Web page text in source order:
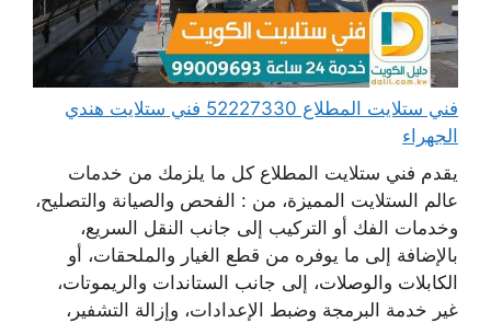
فني ستلايت المطلاع 52227330 فني ستلايت هندي
الجهراء
يقدم فني ستلايت المطلاع كل ما يلزمك من خدمات
عالم الستلايت المميزة، من : الفحص والصيانة والتصليح،
وخدمات الفك أو التركيب إلى جانب النقل السريع،
بالإضافة إلى ما يوفره من قطع الغيار والملحقات، أو
الكابلات والوصلات، إلى جانب الستاندات والريموتات،
غير خدمة البرمجة وضبط الإعدادات، وإزالة التشفير،